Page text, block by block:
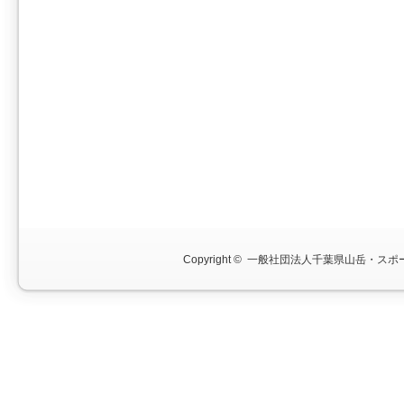
Copyright © 一般社団法人千葉県山岳・スポ